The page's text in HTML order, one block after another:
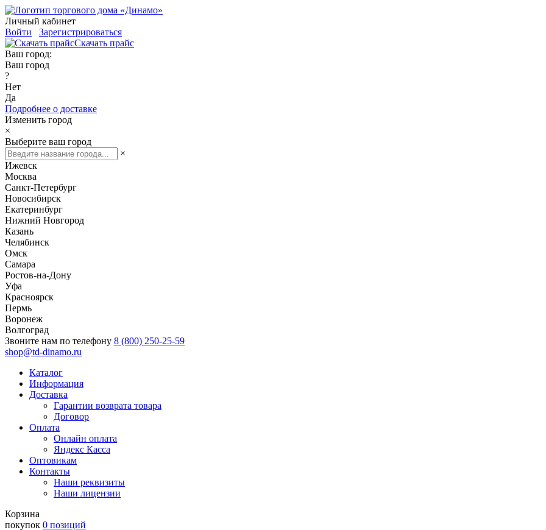
Личный кабинет
Войти
Зарегистрироваться
Скачать прайс
Ваш город:
Ваш город
?
Нет
Да
Подробнее о доставке
Изменить город
×
Выберите ваш город
×
Ижевск
Москва
Санкт-Петербург
Новосибирск
Екатеринбург
Нижний Новгород
Казань
Челябинск
Омск
Самара
Ростов-на-Дону
Уфа
Красноярск
Пермь
Воронеж
Волгоград
Звоните нам по телефону 8 (800) 250-25-59
shop@td-dinamo.ru
Каталог
Информация
Доставка
Гарантии возврата товара
Договор
Оплата
Онлайн оплата
Яндекс Касса
Оптовикам
Контакты
Наши реквизиты
Наши лицензии
Корзина
покупок 0 позиций